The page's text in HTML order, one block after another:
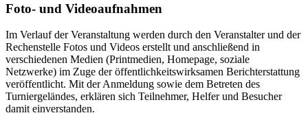
Foto- und Videoaufnahmen
Im Verlauf der Veranstaltung werden durch den Veranstalter und der
Rechenstelle Fotos und Videos erstellt und anschließend in
verschiedenen Medien (Printmedien, Homepage, soziale
Netzwerke) im Zuge der öffentlichkeitswirksamen Berichterstattung
veröffentlicht. Mit der Anmeldung sowie dem Betreten des
Turniergeländes, erklären sich Teilnehmer, Helfer und Besucher
damit einverstanden.